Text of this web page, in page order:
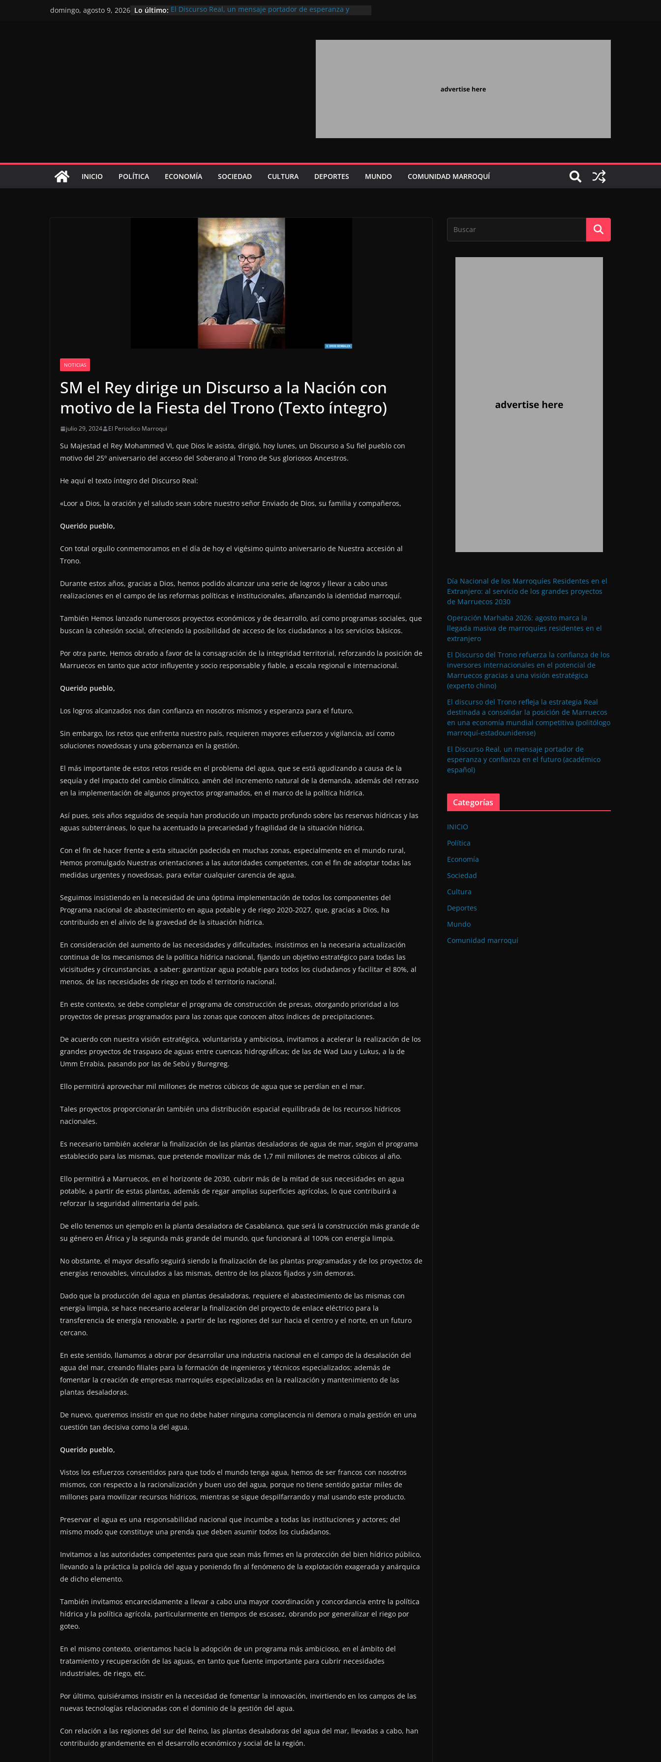
domingo, agosto 9, 2026 Lo último: El Discurso Real, un mensaje portador de esperanza y
Extranjero: al servicio de los grandes proyectos de
INICIO POLÍTICA ECONOMÍA SOCIEDAD CULTURA DEPORTES MUNDO COMUNIDAD MARROQUÍ
NOTICIAS
SM el Rey dirige un Discurso a la Nación con
motivo de la Fiesta del Trono (Texto íntegro)
julio 29, 2024 El Periodico Marroqui
Su Majestad el Rey Mohammed VI, que Dios le asista, dirigió, hoy lunes, un Discurso a Su fiel pueblo con
motivo del 25º aniversario del acceso del Soberano al Trono de Sus gloriosos Ancestros.
He aquí el texto íntegro del Discurso Real:
«Loor a Dios, la oración y el saludo sean sobre nuestro señor Enviado de Dios, su familia y compañeros,
Querido pueblo,
Con total orgullo conmemoramos en el día de hoy el vigésimo quinto aniversario de Nuestra accesión al
Trono.
Durante estos años, gracias a Dios, hemos podido alcanzar una serie de logros y llevar a cabo unas
realizaciones en el campo de las reformas políticas e institucionales, afianzando la identidad marroquí.
También Hemos lanzado numerosos proyectos económicos y de desarrollo, así como programas sociales, que
buscan la cohesión social, ofreciendo la posibilidad de acceso de los ciudadanos a los servicios básicos.
Por otra parte, Hemos obrado a favor de la consagración de la integridad territorial, reforzando la posición de
Marruecos en tanto que actor influyente y socio responsable y fiable, a escala regional e internacional.
Querido pueblo,
Los logros alcanzados nos dan confianza en nosotros mismos y esperanza para el futuro.
Sin embargo, los retos que enfrenta nuestro país, requieren mayores esfuerzos y vigilancia, así como
soluciones novedosas y una gobernanza en la gestión.
El más importante de estos retos reside en el problema del agua, que se está agudizando a causa de la
sequía y del impacto del cambio climático, amén del incremento natural de la demanda, además del retraso
en la implementación de algunos proyectos programados, en el marco de la política hídrica.
Así pues, seis años seguidos de sequía han producido un impacto profundo sobre las reservas hídricas y las
aguas subterráneas, lo que ha acentuado la precariedad y fragilidad de la situación hídrica.
Con el fin de hacer frente a esta situación padecida en muchas zonas, especialmente en el mundo rural,
Hemos promulgado Nuestras orientaciones a las autoridades competentes, con el fin de adoptar todas las
medidas urgentes y novedosas, para evitar cualquier carencia de agua.
Seguimos insistiendo en la necesidad de una óptima implementación de todos los componentes del
Programa nacional de abastecimiento en agua potable y de riego 2020-2027, que, gracias a Dios, ha
contribuido en el alivio de la gravedad de la situación hídrica.
En consideración del aumento de las necesidades y dificultades, insistimos en la necesaria actualización
continua de los mecanismos de la política hídrica nacional, fijando un objetivo estratégico para todas las
vicisitudes y circunstancias, a saber: garantizar agua potable para todos los ciudadanos y facilitar el 80%, al
menos, de las necesidades de riego en todo el territorio nacional.
En este contexto, se debe completar el programa de construcción de presas, otorgando prioridad a los
proyectos de presas programados para las zonas que conocen altos índices de precipitaciones.
De acuerdo con nuestra visión estratégica, voluntarista y ambiciosa, invitamos a acelerar la realización de los
grandes proyectos de traspaso de aguas entre cuencas hidrográficas; de las de Wad Lau y Lukus, a la de
Umm Errabia, pasando por las de Sebú y Buregreg.
Ello permitirá aprovechar mil millones de metros cúbicos de agua que se perdían en el mar.
Tales proyectos proporcionarán también una distribución espacial equilibrada de los recursos hídricos
nacionales.
Es necesario también acelerar la finalización de las plantas desaladoras de agua de mar, según el programa
establecido para las mismas, que pretende movilizar más de 1,7 mil millones de metros cúbicos al año.
Ello permitirá a Marruecos, en el horizonte de 2030, cubrir más de la mitad de sus necesidades en agua
potable, a partir de estas plantas, además de regar amplias superficies agrícolas, lo que contribuirá a
reforzar la seguridad alimentaria del país.
De ello tenemos un ejemplo en la planta desaladora de Casablanca, que será la construcción más grande de
su género en África y la segunda más grande del mundo, que funcionará al 100% con energía limpia.
No obstante, el mayor desafío seguirá siendo la finalización de las plantas programadas y de los proyectos de
energías renovables, vinculados a las mismas, dentro de los plazos fijados y sin demoras.
Dado que la producción del agua en plantas desaladoras, requiere el abastecimiento de las mismas con
energía limpia, se hace necesario acelerar la finalización del proyecto de enlace eléctrico para la
transferencia de energía renovable, a partir de las regiones del sur hacia el centro y el norte, en un futuro
cercano.
En este sentido, llamamos a obrar por desarrollar una industria nacional en el campo de la desalación del
agua del mar, creando filiales para la formación de ingenieros y técnicos especializados; además de
fomentar la creación de empresas marroquíes especializadas en la realización y mantenimiento de las
plantas desaladoras.
De nuevo, queremos insistir en que no debe haber ninguna complacencia ni demora o mala gestión en una
cuestión tan decisiva como la del agua.
Querido pueblo,
Vistos los esfuerzos consentidos para que todo el mundo tenga agua, hemos de ser francos con nosotros
mismos, con respecto a la racionalización y buen uso del agua, porque no tiene sentido gastar miles de
millones para movilizar recursos hídricos, mientras se sigue despilfarrando y mal usando este producto.
Preservar el agua es una responsabilidad nacional que incumbe a todas las instituciones y actores; del
mismo modo que constituye una prenda que deben asumir todos los ciudadanos.
Invitamos a las autoridades competentes para que sean más firmes en la protección del bien hídrico público,
llevando a la práctica la policía del agua y poniendo fin al fenómeno de la explotación exagerada y anárquica
de dicho elemento.
También invitamos encarecidamente a llevar a cabo una mayor coordinación y concordancia entre la política
hídrica y la política agrícola, particularmente en tiempos de escasez, obrando por generalizar el riego por
goteo.
En el mismo contexto, orientamos hacia la adopción de un programa más ambicioso, en el ámbito del
tratamiento y recuperación de las aguas, en tanto que fuente importante para cubrir necesidades
industriales, de riego, etc.
Por último, quisiéramos insistir en la necesidad de fomentar la innovación, invirtiendo en los campos de las
nuevas tecnologías relacionadas con el dominio de la gestión del agua.
Con relación a las regiones del sur del Reino, las plantas desaladoras del agua del mar, llevadas a cabo, han
contribuido grandemente en el desarrollo económico y social de la región.
Día Nacional de los Marroquíes Residentes en el
Extranjero: al servicio de los grandes proyectos
de Marruecos 2030
Operación Marhaba 2026: agosto marca la
llegada masiva de marroquíes residentes en el
extranjero
El Discurso del Trono refuerza la confianza de los
inversores internacionales en el potencial de
Marruecos gracias a una visión estratégica
(experto chino)
El discurso del Trono refleja la estrategia Real
destinada a consolidar la posición de Marruecos
en una economía mundial competitiva (politólogo
marroquí-estadounidense)
El Discurso Real, un mensaje portador de
esperanza y confianza en el futuro (académico
español)
Categorías
INICIO
Política
Economía
Sociedad
Cultura
Deportes
Mundo
Comunidad marroquí